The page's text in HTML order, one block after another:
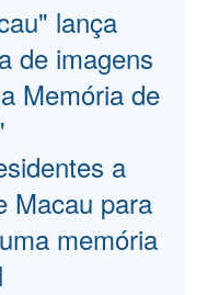
lança
de imagens
Memória de
a
Macau para
memória